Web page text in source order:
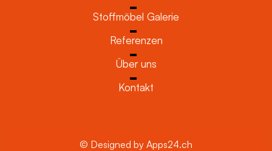
Stoffmöbel Galerie
Referenzen
Über uns
Kontakt
© Designed by Apps24.ch